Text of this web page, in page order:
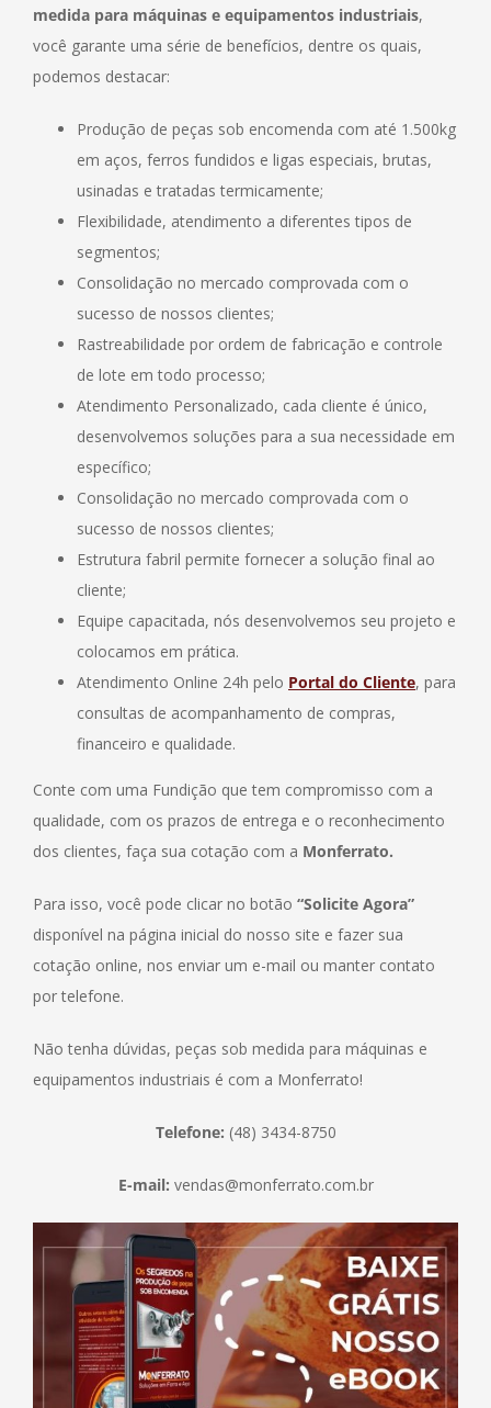
medida para máquinas e equipamentos industriais,
você garante uma série de benefícios, dentre os quais,
podemos destacar:
Produção de peças sob encomenda com até 1.500kg
em aços, ferros fundidos e ligas especiais, brutas,
usinadas e tratadas termicamente;
Flexibilidade, atendimento a diferentes tipos de
segmentos;
Consolidação no mercado comprovada com o
sucesso de nossos clientes;
Rastreabilidade por ordem de fabricação e controle
de lote em todo processo;
Atendimento Personalizado, cada cliente é único,
desenvolvemos soluções para a sua necessidade em
específico;
Consolidação no mercado comprovada com o
sucesso de nossos clientes;
Estrutura fabril permite fornecer a solução final ao
cliente;
Equipe capacitada, nós desenvolvemos seu projeto e
colocamos em prática.
Atendimento Online 24h pelo Portal do Cliente, para
consultas de acompanhamento de compras,
financeiro e qualidade.
Conte com uma Fundição que tem compromisso com a
qualidade, com os prazos de entrega e o reconhecimento
dos clientes, faça sua cotação com a Monferrato.
Para isso, você pode clicar no botão “Solicite Agora”
disponível na página inicial do nosso site e fazer sua
cotação online, nos enviar um e-mail ou manter contato
por telefone.
Não tenha dúvidas, peças sob medida para máquinas e
equipamentos industriais é com a Monferrato!
Telefone: (48) 3434-8750
E-mail: vendas@monferrato.com.br